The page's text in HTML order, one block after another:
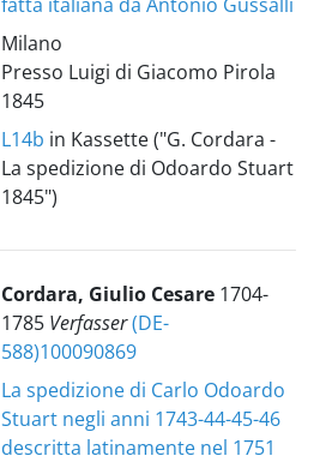
Milano
Presso Luigi di Giacomo Pirola
1845
L14b in Kassette ("G. Cordara -
La spedizione di Odoardo Stuart
1845")
Cordara, Giulio Cesare 1704-
1785 Verfasser(DE-
588)100090869
La spedizione di Carlo Odoardo
Stuart negli anni 1743-44-45-46
descritta latinamente nel 1751